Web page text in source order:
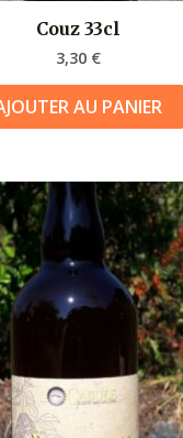
Couz 33cl
3,30 €
AU PANIER